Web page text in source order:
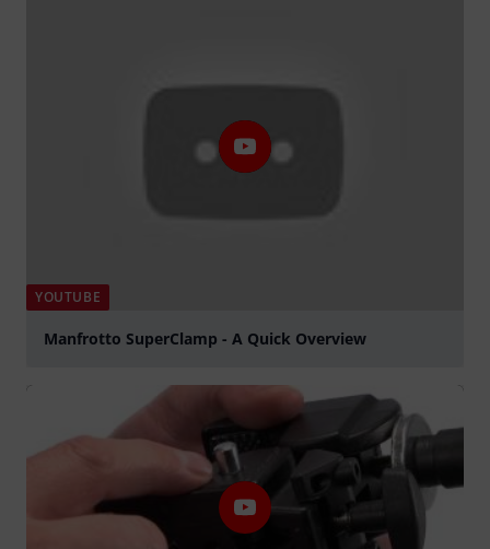
YOUTUBE
Manfrotto SuperClamp - A Quick Overview